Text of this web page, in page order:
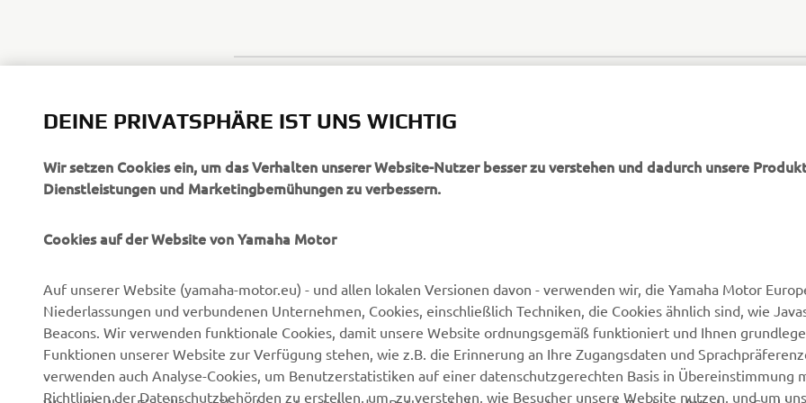
Über uns
Veranstaltungen
NEO's Delivery
Behörden und Polizei
Newsletter
Yamaha Music
Kontakt aufnehmen
Ersatzteilkatalog
DEINE PRIVATSPHÄRE IST UNS WICHTIG
Wir setzen Cookies ein, um das Verhalten unserer Website-Nutzer besser zu verstehen und dadurch unsere
Dienstleistungen und Marketingbemühungen zu verbessern.
Cookies auf der Website von Yamaha Motor
Auf unserer Website (yamaha-motor.eu) - und allen lokalen Versionen davon - verwenden wir, die Yamaha Motor
Niederlassungen und verbundenen Unternehmen, Cookies, einschließlich Techniken, die Cookies ähnlich sind, wie
Beacons. Wir verwenden funktionale Cookies, damit unsere Website ordnungsgemäß funktioniert und Ihnen
Funktionen unserer Website zur Verfügung stehen, wie z.B. die Erinnerung an Ihre Zugangsdaten und
verwenden auch Analyse-Cookies, um Benutzerstatistiken auf einer datenschutzgerechten Basis in Übereinstimmung
Richtlinien der Datenschutzbehörden zu erstellen, um zu verstehen, wie Besucher unsere Website nutzen, und um